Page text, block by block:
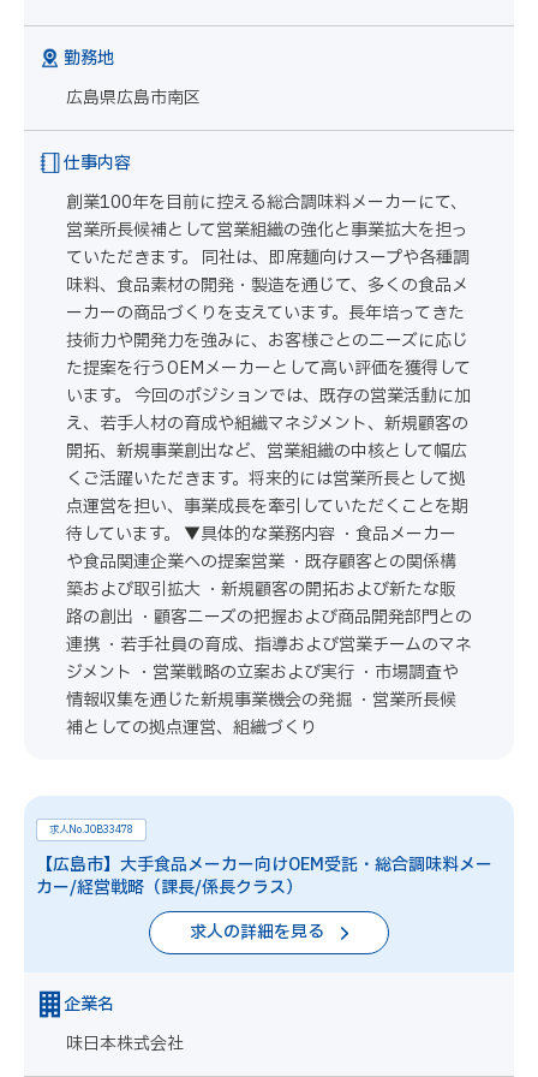
勤務地
広島県広島市南区
仕事内容
創業100年を目前に控える総合調味料メーカーにて、
営業所長候補として営業組織の強化と事業拡大を担っ
ていただきます。 同社は、即席麺向けスープや各種調
味料、食品素材の開発・製造を通じて、多くの食品メ
ーカーの商品づくりを支えています。長年培ってきた
技術力や開発力を強みに、お客様ごとのニーズに応じ
た提案を行うOEMメーカーとして高い評価を獲得して
います。 今回のポジションでは、既存の営業活動に加
え、若手人材の育成や組織マネジメント、新規顧客の
開拓、新規事業創出など、営業組織の中核として幅広
くご活躍いただきます。将来的には営業所長として拠
点運営を担い、事業成長を牽引していただくことを期
待しています。 ▼具体的な業務内容 ・食品メーカー
や食品関連企業への提案営業 ・既存顧客との関係構
築および取引拡大 ・新規顧客の開拓および新たな販
路の創出 ・顧客ニーズの把握および商品開発部門との
連携 ・若手社員の育成、指導および営業チームのマネ
ジメント ・営業戦略の立案および実行 ・市場調査や
情報収集を通じた新規事業機会の発掘 ・営業所長候
補としての拠点運営、組織づくり
求人No.JOB33478
【広島市】大手食品メーカー向けOEM受託・総合調味料メー
カー/経営戦略（課長/係長クラス）
求人の詳細を見る
企業名
味日本株式会社